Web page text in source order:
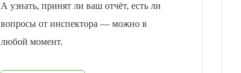
А узнать, принят ли ваш отчёт, есть ли
вопросы от инспектора — можно в
любой момент.